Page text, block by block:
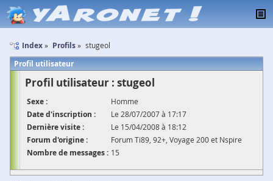
Index Profils stugeol
Profil utilisateur
Profil utilisateur : stugeol
Sexe : Homme
Date d'inscription : Le 28/07/2007 à 17:17
Dernière visite : Le 15/04/2008 à 18:12
Forum d'origine : Forum Ti89, 92+, Voyage 200 et Nspire
Nombre de messages : 15